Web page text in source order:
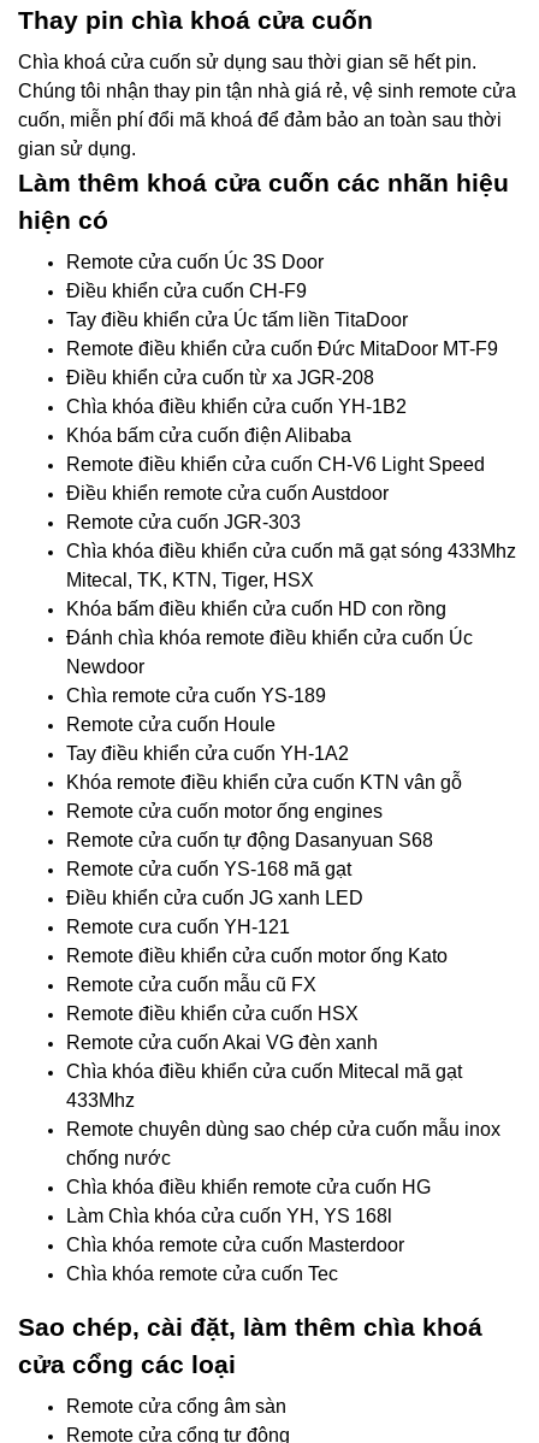
Thay pin chìa khoá cửa cuốn
Chìa khoá cửa cuốn sử dụng sau thời gian sẽ hết pin.
Chúng tôi nhận thay pin tận nhà giá rẻ, vệ sinh remote cửa
cuốn, miễn phí đổi mã khoá để đảm bảo an toàn sau thời
gian sử dụng.
Làm thêm khoá cửa cuốn các nhãn hiệu
hiện có
Remote cửa cuốn Úc 3S Door
Điều khiển cửa cuốn CH-F9
Tay điều khiển cửa Úc tấm liền TitaDoor
Remote điều khiển cửa cuốn Đức MitaDoor MT-F9
Điều khiển cửa cuốn từ xa JGR-208
Chìa khóa điều khiển cửa cuốn YH-1B2
Khóa bấm cửa cuốn điện Alibaba
Remote điều khiển cửa cuốn CH-V6 Light Speed
Điều khiển remote cửa cuốn Austdoor
Remote cửa cuốn JGR-303
Chìa khóa điều khiển cửa cuốn mã gạt sóng 433Mhz
Mitecal, TK, KTN, Tiger, HSX
Khóa bấm điều khiển cửa cuốn HD con rồng
Đánh chìa khóa remote điều khiển cửa cuốn Úc
Newdoor
Chìa remote cửa cuốn YS-189
Remote cửa cuốn Houle
Tay điều khiển cửa cuốn YH-1A2
Khóa remote điều khiển cửa cuốn KTN vân gỗ
Remote cửa cuốn motor ống engines
Remote cửa cuốn tự động Dasanyuan S68
Remote cửa cuốn YS-168 mã gạt
Điều khiển cửa cuốn JG xanh LED
Remote cưa cuốn YH-121
Remote điều khiển cửa cuốn motor ống Kato
Remote cửa cuốn mẫu cũ FX
Remote điều khiển cửa cuốn HSX
Remote cửa cuốn Akai VG đèn xanh
Chìa khóa điều khiển cửa cuốn Mitecal mã gạt
433Mhz
Remote chuyên dùng sao chép cửa cuốn mẫu inox
chống nước
Chìa khóa điều khiển remote cửa cuốn HG
Làm Chìa khóa cửa cuốn YH, YS 168l
Chìa khóa remote cửa cuốn Masterdoor
Chìa khóa remote cửa cuốn Tec
Sao chép, cài đặt, làm thêm chìa khoá
cửa cổng các loại
Remote cửa cổng âm sàn
Remote cửa cổng tự động